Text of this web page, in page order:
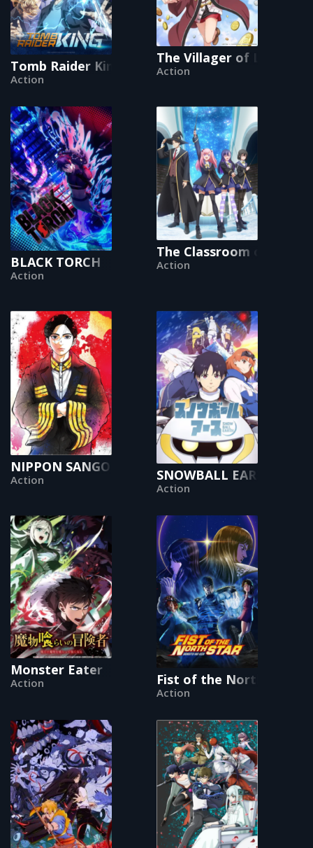
Tomb Raider King
Action
The Villager of Level 999
Action
BLACK TORCH
Action
The Classroom of a
Action
NIPPON SANGOKU: The Three Nations of the
Action SNOWBALL EARTH
Action
Monster Eater
Action Fist of the North Star:
Action